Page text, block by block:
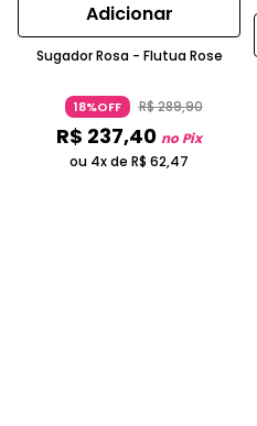
Adicionar
Sugador Rosa - Flutua Rose
18%OFF R$289,90
R$ 237,40 no Pix
ou 4x de R$ 62,47